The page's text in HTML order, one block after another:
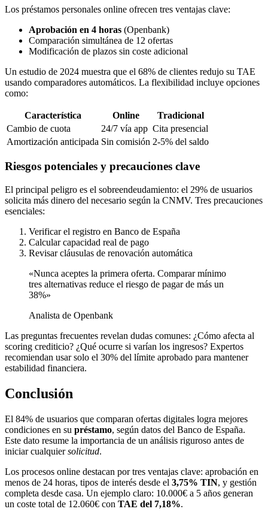
Los préstamos personales online ofrecen tres ventajas clave:
Aprobación en 4 horas (Openbank)
Comparación simultánea de 12 ofertas
Modificación de plazos sin coste adicional
Un estudio de 2024 muestra que el 68% de clientes redujo su TAE
usando comparadores automáticos. La flexibilidad incluye opciones
como:
Característica Online
Tradicional
Cambio de cuota
24/7 vía app Cita presencial
Amortización anticipada Sin comisión 2-5% del saldo
Riesgos potenciales y precauciones clave
El principal peligro es el sobreendeudamiento: el 29% de usuarios
solicita más dinero del necesario según la CNMV. Tres precauciones
esenciales:
Verificar el registro en Banco de España
Calcular capacidad real de pago
Revisar cláusulas de renovación automática
«Nunca aceptes la primera oferta. Comparar mínimo
tres alternativas reduce el riesgo de pagar de más un
38%»
Analista de Openbank
Las preguntas frecuentes revelan dudas comunes: ¿Cómo afecta al
scoring crediticio? ¿Qué ocurre si varían los ingresos? Expertos
recomiendan usar solo el 30% del límite aprobado para mantener
estabilidad financiera.
Conclusión
El 84% de usuarios que comparan ofertas digitales logra mejores
condiciones en su préstamo, según datos del Banco de España.
Este dato resume la importancia de un análisis riguroso antes de
iniciar cualquiersolicitud.
Los procesos online destacan por tres ventajas clave: aprobación en
menos de 24 horas, tipos de interés desde el 3,75% TIN, y gestión
completa desde casa. Un ejemplo claro: 10.000€ a 5 años generan
un coste total de 12.060€ con TAE del 7,18%.